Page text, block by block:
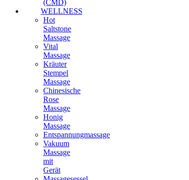
(CMD)
WELLNESS
Hot
Saltstone
Massage
Vital
Massage
Kräuter
Stempel
Massage
Chinesische
Rose
Massage
Honig
Massage
Entspannungmassage
Vakuum
Massage
mit
Gerät